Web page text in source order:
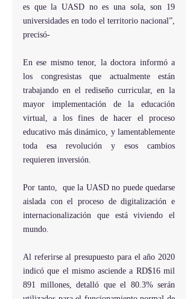
es que la UASD no es una sola, son 19
universidades en todo el territorio nacional”,
precisó-
En ese mismo tenor, la doctora informó a
los congresistas que actualmente están
trabajando en el rediseño curricular, en la
mayor implementación de la educación
virtual, a los fines de hacer el proceso
educativo más dinámico, y lamentablemente
toda esa revolución y esos cambios
requieren inversión.
Por tanto,  que la UASD no puede quedarse
aislada con el proceso de digitalización e
internacionalización que está viviendo el
mundo.
Al referirse al presupuesto para el año 2020
indicó que el mismo asciende a RD$16 mil
891 millones, detalló que el 80.3% serán